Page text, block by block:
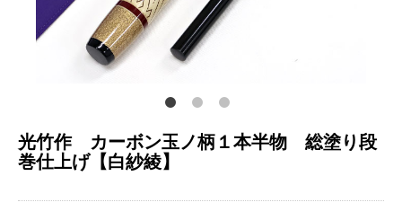
光竹作 カーボン玉ノ柄１本半物 総塗り段
巻仕上げ【白紗綾】